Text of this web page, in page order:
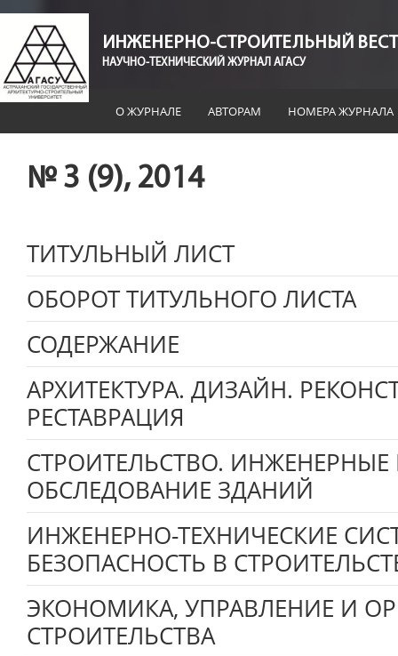
ИНЖЕНЕРНО-СТРОИТЕЛЬНЫЙ
НАУЧНО-ТЕХНИЧЕСКИЙ ЖУРНАЛ АГАСУ
О ЖУРНАЛЕ АВТОРАМ НОМЕРА ЖУРНАЛА
№ 3 (9), 2014
ТИТУЛЬНЫЙ ЛИСТ
ОБОРОТ ТИТУЛЬНОГО ЛИСТА
СОДЕРЖАНИЕ
АРХИТЕКТУРА. ДИЗАЙН.
РЕСТАВРАЦИЯ
СТРОИТЕЛЬСТВО.
ОБСЛЕДОВАНИЕ ЗДАНИЙ
ИНЖЕНЕРНО-ТЕХНИЧЕСКИЕ
БЕЗОПАСНОСТЬ В
ЭКОНОМИКА, УПРАВЛЕНИЕ И
СТРОИТЕЛЬСТВА